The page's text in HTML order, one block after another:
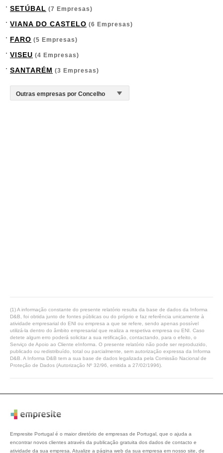
SETÚBAL (7 Empresas)
VIANA DO CASTELO (6 Empresas)
FARO (5 Empresas)
VISEU (4 Empresas)
SANTARÉM (3 Empresas)
(1) A informação constante do presente relatório resulta da base de dados da Informa
D&B, foi obtida junto de fontes públicas ou do próprio e faz referência unicamente à
atividade empresarial do ENI ou empresa a que se refere, sendo apenas possível
utilizá-la dentro do âmbito empresarial que realiza a respetiva empresa ou ENI. Caso
detete algum erro poderá solicitar a sua retificação, contactando, para o efeito, o
Serviço de Apoio ao Cliente eInforma. O presente relatório não pode ser reproduzido,
publicado ou redistribuído, total ou parcialmente, sem autorização expressa da Informa
D&B. A Informa D&B tem a sua base de dados legalizada pela Comissão Nacional de
Proteção de Dados (Autorização Nº 32/96, emitida a 27/02/1996).
Empresite Portugal é o maior diretório de empresas de Portugal, que o ajuda a
encontrar novos clientes através da publicação gratuita dos dados de contacto e
atividade da sua empresa. Atualize a página web da sua empresa em nosso site, de